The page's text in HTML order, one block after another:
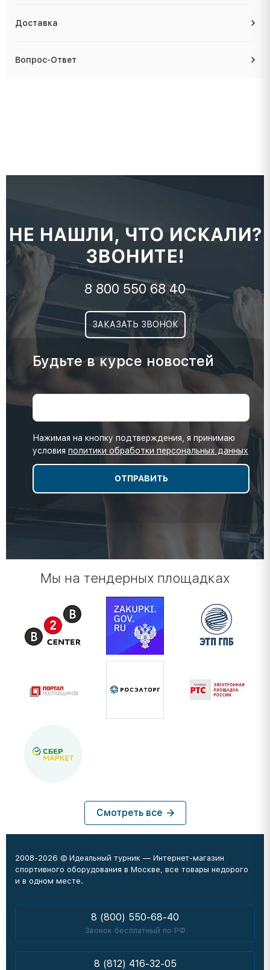
Доставка
Вопрос-Ответ
НЕ НАШЛИ, ЧТО ИСКАЛИ?
ЗВОНИТЕ!
8 800 550 68 40
ЗАКАЗАТЬ ЗВОНОК
Будьте в курсе новостей
Нажимая на кнопку подтверждения, я принимаю
условия политики обработки персональных данных
Мы на тендерных площадках
Смотреть все
2008-2026 © Идеальный турник — Интернет-магазин
спортивного оборудования в Москве, все товары недорого
и в одном месте.
8 (800) 550-68-40
Звонок бесплатный по РФ
8 (812) 416-32-05